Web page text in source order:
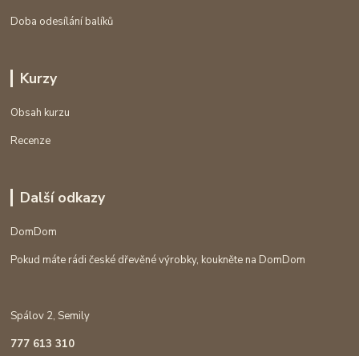
Doba odesílání balíků
Kurzy
Obsah kurzu
Recenze
Další odkazy
DomDom
Pokud máte rádi české dřevěné výrobky, koukněte na DomDom
Spálov 2, Semily
777 613 310